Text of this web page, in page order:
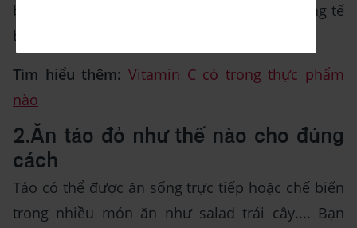
bào được điều trị bằng Vitamin C hoặc những tế
bào không tiếp xúc với chất chống oxy hóa.
Tìm hiểu thêm: Vitamin C có trong thực phẩm
nào
2.Ăn táo đỏ như thế nào cho đúng
cách
Táo có thể được ăn sống trực tiếp hoặc chế biến
trong nhiều món ăn như salad trái cây.... Bạn